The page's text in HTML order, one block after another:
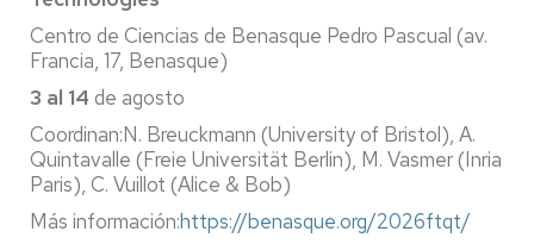
Centro de Ciencias de Benasque Pedro Pascual (av.
Francia, 17, Benasque)
3 al 14 de agosto
Coordinan:N. Breuckmann (University of Bristol), A.
Quintavalle (Freie Universität Berlin), M. Vasmer (Inria
Paris), C. Vuillot (Alice & Bob)
Más información:https://benasque.org/2026ftqt/